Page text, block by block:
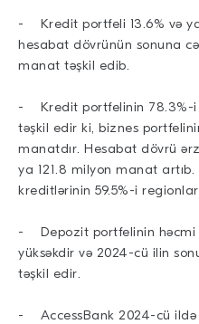
- Kredit portfeli 13.6% və
hesabat dövrünün sonuna
manat təşkil edib.
- Kredit portfelinin 78.3%-i
təşkil edir ki, biznes
manatdır. Hesabat dövrü
ya 121.8 milyon manat
kreditlərinin 59.5%-i
- Depozit portfelinin həcmi
yüksəkdir və 2024-cü ilin
təşkil edir.
- AccessBank 2024-cü ildə